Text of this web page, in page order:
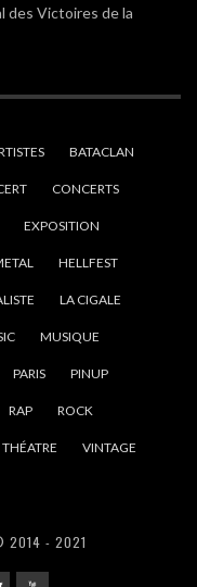
des Victoires de la
BATACLAN
CONCERTS
EXPOSITION
HELLFEST
LA CIGALE
MUSIQUE
PARIS PINUP
RAP ROCK
THÉATRE VINTAGE
2014 - 2021